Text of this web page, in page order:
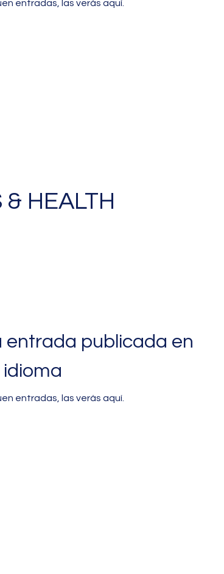
entradas, las verás aquí.
& HEALTH
entrada publicada en
entradas, las verás aquí.